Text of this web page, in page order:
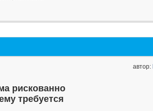
автор:
рискованно
требуется